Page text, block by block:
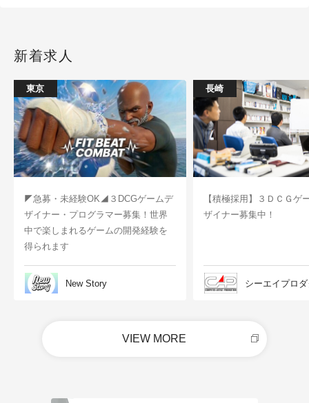
新着求人
東京
◤急募・未経験OK◢３DCGゲームデ
ザイナー・プログラマー募集！世界
中で楽しまれるゲームの開発経験を
得られます
New Story
長崎
【積極採用】３ＤＣＧゲ
ザイナー募集中！
シーエイプロ
VIEW MORE